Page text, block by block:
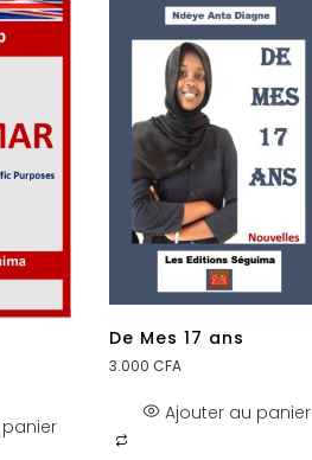
De Mes 17 ans
3.000 CFA
Ajouter au panier